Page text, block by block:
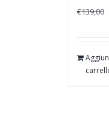
€139,00